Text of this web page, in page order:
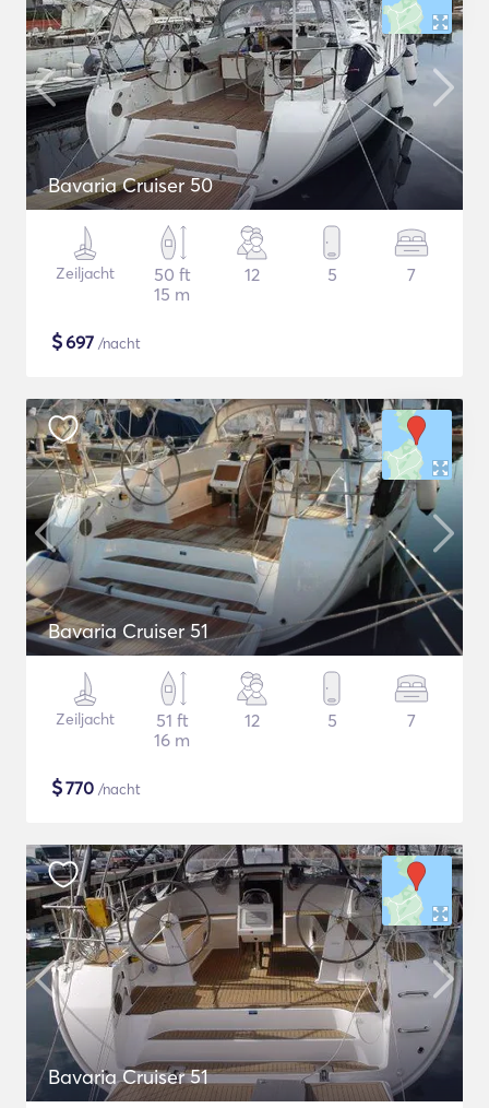
Bavaria Cruiser 50
Zeiljacht
50 ft
15 m
12 5 7
$697 /nacht
Bavaria Cruiser 51
Zeiljacht
51 ft
16 m
12 5 7
$770 /nacht
Bavaria Cruiser 51